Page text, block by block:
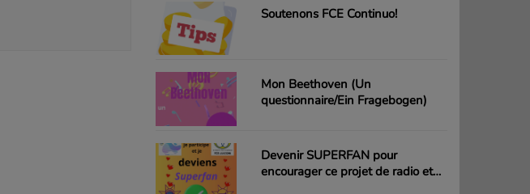
Soutenons FCE Continuo!
Mon Beethoven (Un
questionnaire/Ein Fragebogen)
Devenir SUPERFAN pour
encourager ce projet de radio et